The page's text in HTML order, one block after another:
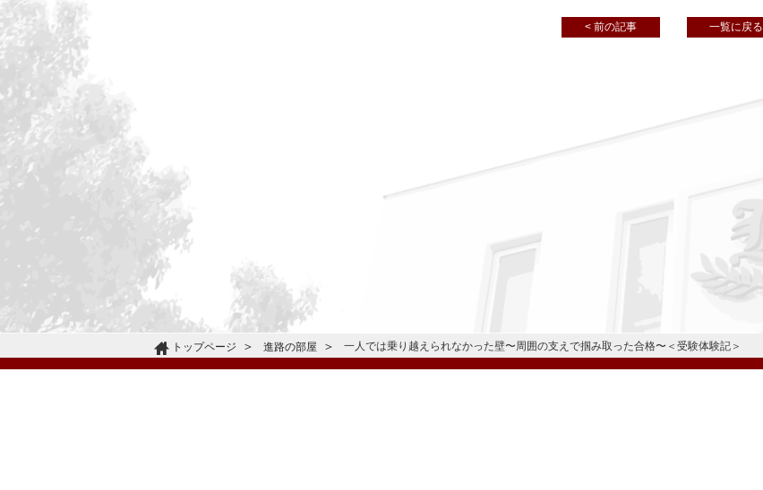
< 前の記事 一覧に戻る
トップページ 進路の部屋 一人では乗り越えられなかった壁〜周囲の支えで掴み取った合格〜＜受験体験記＞